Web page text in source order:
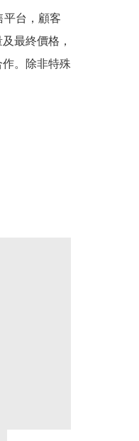
平台，顧客
最終價格，
。除非特殊